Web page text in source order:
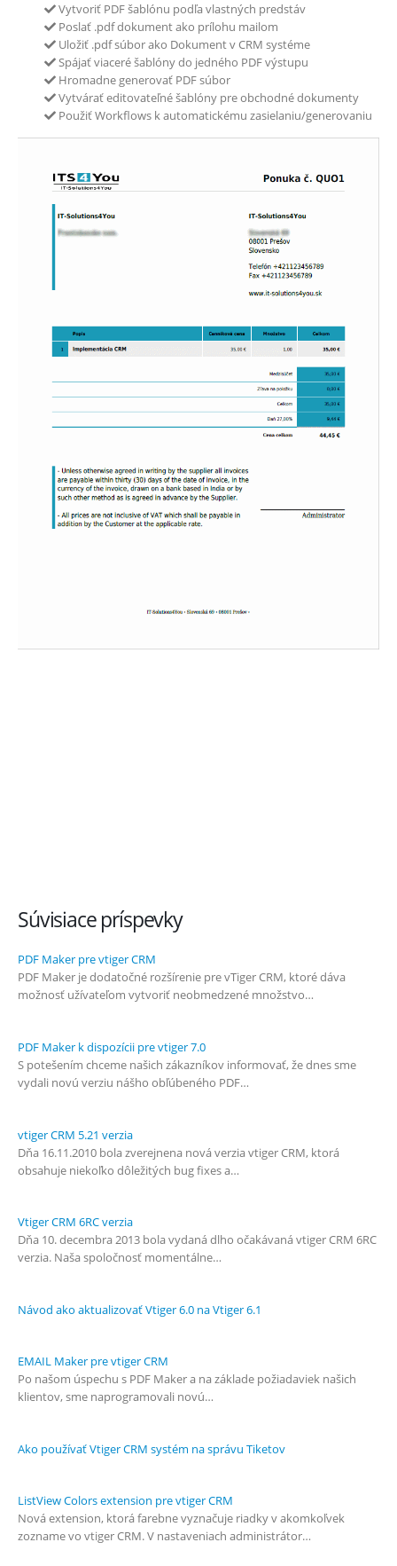
Vytvoriť PDF šablónu podľa vlastných predstáv
Poslať .pdf dokument ako prílohu mailom
Uložiť .pdf súbor ako Dokument v CRM systéme
Spájať viaceré šablóny do jedného PDF výstupu
Hromadne generovať PDF súbor
Vytvárať editovateľné šablóny pre obchodné dokumenty
Použiť Workflows k automatickému zasielaniu/generovaniu
Súvisiace príspevky
PDF Maker pre vtiger CRM
PDF Maker je dodatočné rozšírenie pre vTiger CRM, ktoré dáva
možnosť užívateľom vytvoriť neobmedzené množstvo…
PDF Maker k dispozícii pre vtiger 7.0
S potešením chceme našich zákazníkov informovať, že dnes sme
vydali novú verziu nášho obľúbeného PDF…
vtiger CRM 5.21 verzia
Dňa 16.11.2010 bola zverejnena nová verzia vtiger CRM, ktorá
obsahuje niekoľko dôležitých bug fixes a…
Vtiger CRM 6RC verzia
Dňa 10. decembra 2013 bola vydaná dlho očakávaná vtiger CRM 6RC
verzia. Naša spoločnosť momentálne…
Návod ako aktualizovať Vtiger 6.0 na Vtiger 6.1
EMAIL Maker pre vtiger CRM
Po našom úspechu s PDF Maker a na základe požiadaviek našich
klientov, sme naprogramovali novú…
Ako používať Vtiger CRM systém na správu Tiketov
ListView Colors extension pre vtiger CRM
Nová extension, ktorá farebne vyznačuje riadky v akomkoľvek
zozname vo vtiger CRM. V nastaveniach administrátor…